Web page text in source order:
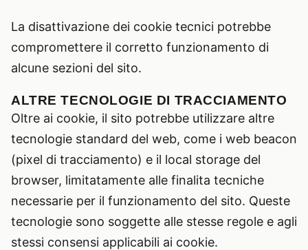
La disattivazione dei cookie tecnici potrebbe
compromettere il corretto funzionamento di
alcune sezioni del sito.
ALTRE TECNOLOGIE DI TRACCIAMENTO
Oltre ai cookie, il sito potrebbe utilizzare altre
tecnologie standard del web, come i web beacon
(pixel di tracciamento) e il local storage del
browser, limitatamente alle finalita tecniche
necessarie per il funzionamento del sito. Queste
tecnologie sono soggette alle stesse regole e agli
stessi consensi applicabili ai cookie.